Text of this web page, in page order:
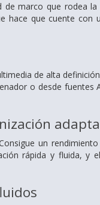
de marco que rodea la
hace que cuente con
de alta
o desde fuentes
un
rápida y fluida, y